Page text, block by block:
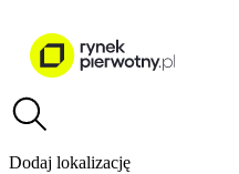
Dodaj lokalizację